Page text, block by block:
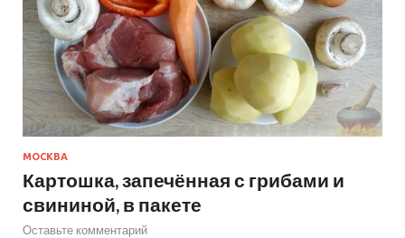
МОСКВА
Картошка, запечённая с грибами и
свининой, в пакете
Оставьте комментарий